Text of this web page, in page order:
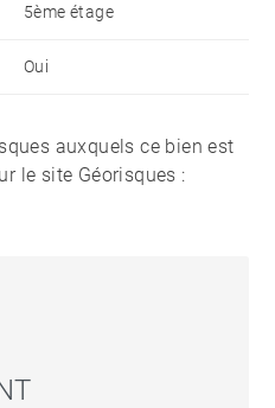
5ème étage
Oui
auxquels ce bien est
le site Géorisques :